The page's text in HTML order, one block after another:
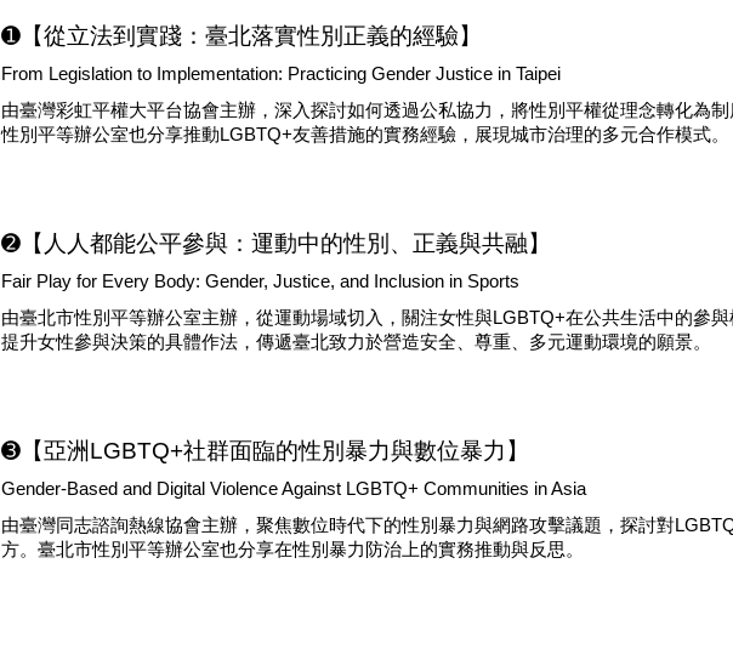
➊【從立法到實踐：臺北落實性別正義的經驗】
From Legislation to Implementation: Practicing Gender Justice in Taipei
由臺灣彩虹平權大平台協會主辦，深入探討如何透過公私協力，將性別平權從理念轉化為
性別平等辦公室也分享推動LGBTQ+友善措施的實務經驗，展現城市治理的多元合作模式。
➋【人人都能公平參與：運動中的性別、正義與共融】
Fair Play for Every Body: Gender, Justice, and Inclusion in Sports
由臺北市性別平等辦公室主辦，從運動場域切入，關注女性與LGBTQ+在公共生活中的參
提升女性參與決策的具體作法，傳遞臺北致力於營造安全、尊重、多元運動環境的願景。
➌【亞洲LGBTQ+社群面臨的性別暴力與數位暴力】
Gender-Based and Digital Violence Against LGBTQ+ Communities in Asia
由臺灣同志諮詢熱線協會主辦，聚焦數位時代下的性別暴力與網路攻擊議題，探討對
方。臺北市性別平等辦公室也分享在性別暴力防治上的實務推動與反思。